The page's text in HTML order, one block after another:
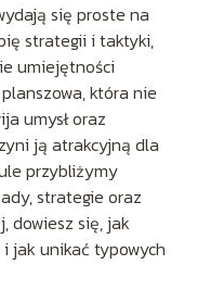
się proste na
strategii i taktyki,
umiejętności
która nie
umysł oraz
ją atrakcyjną dla
przybliżymy
strategie oraz
dowiesz się, jak
jak unikać typowych